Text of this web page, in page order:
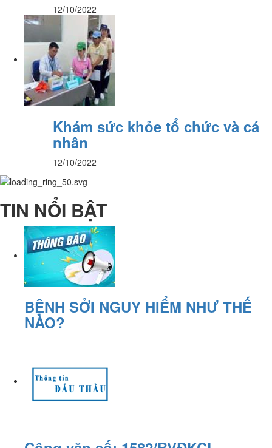
12/10/2022
Khám sức khỏe tổ chức và cá
nhân
12/10/2022
TIN NỔI BẬT
BỆNH SỞI NGUY HIỂM NHƯ THẾ
NÀO?